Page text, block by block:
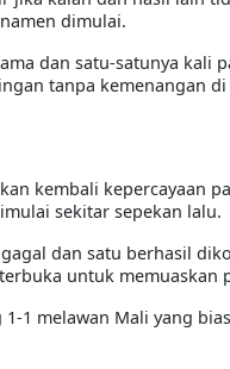
dimulai.
dan satu-satunya kali
tanpa kemenangan di
kembali kepercayaan
sekitar sepekan lalu.
dan satu berhasil
untuk memuaskan
1 melawan Mali yang